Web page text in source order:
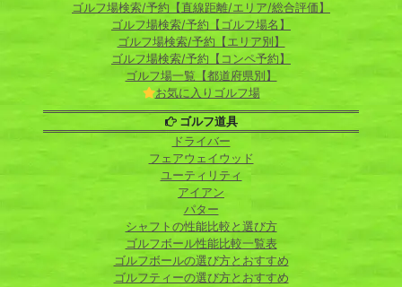
ゴルフ場検索/予約【直線距離/エリア/総合評価】
ゴルフ場検索/予約【ゴルフ場名】
ゴルフ場検索/予約【エリア別】
ゴルフ場検索/予約【コンペ予約】
ゴルフ場一覧【都道府県別】
お気に入りゴルフ場
ゴルフ道具
ドライバー
フェアウェイウッド
ユーティリティ
アイアン
パター
シャフトの性能比較と選び方
ゴルフボール性能比較一覧表
ゴルフボールの選び方とおすすめ
ゴルフティーの選び方とおすすめ